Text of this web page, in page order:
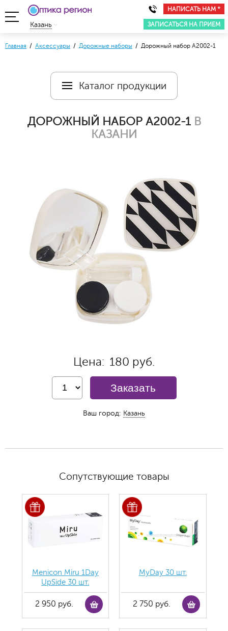
НАПИСАТЬ НАМ *
ЗАПИСАТЬСЯ НА ПРИЕМ
Казань
Главная / Аксессуары / Дорожные наборы / Дорожный набор А2002-1
Каталог продукции
ДОРОЖНЫЙ НАБОР А2002-1В
КАЗАНИ
Цена: 180 руб.
Заказать
Ваш город: Казань
Сопутствующие товары
Menicon Miru 1Day
UpSide 30 шт.
2 950 руб.
MyDay 30 шт.
2 750 руб.